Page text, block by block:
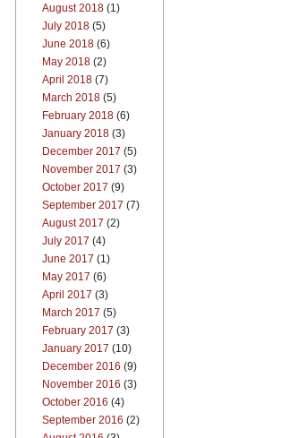
August 2018 (1)
July 2018 (5)
June 2018 (6)
May 2018 (2)
April 2018 (7)
March 2018 (5)
February 2018 (6)
January 2018 (3)
December 2017 (5)
November 2017 (3)
October 2017 (9)
September 2017 (7)
August 2017 (2)
July 2017 (4)
June 2017 (1)
May 2017 (6)
April 2017 (3)
March 2017 (5)
February 2017 (3)
January 2017 (10)
December 2016 (9)
November 2016 (3)
October 2016 (4)
September 2016 (2)